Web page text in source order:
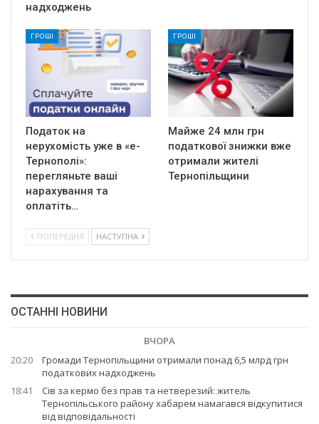
надходжень
ГРОШІ
Податок на
нерухомість уже в «е-
Тернополі»:
перегляньте ваші
нарахування та
оплатіть…
ГРОШІ
Майже 24 млн грн
податкової знижки вже
отримали жителі
Тернопільщини
ПОПЕРЕДНЯ НАСТУПНА
ОСТАННІ НОВИНИ
ВЧОРА
20:20
Громади Тернопільщини отримали понад 6,5 млрд грн
податкових надходжень
18:41
Сів за кермо без прав та нетверезий: житель
Тернопільського району хабарем намагався відкупитися
від відповідальності